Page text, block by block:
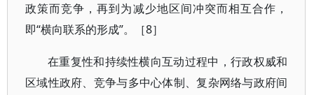
政策而竞争，再到为减少地区间冲突而相互合作，
即“横向联系的形成”。［8］
在重复性和持续性横向互动过程中，行政权威和
区域性政府、竞争与多中心体制、复杂网络与政府间